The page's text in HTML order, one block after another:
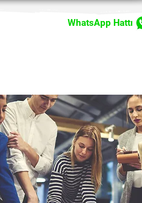
WhatsApp Hattı